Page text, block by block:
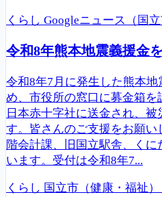
くらし Googleニュース（国立
令和8年熊本地震義援金
令和8年7月に発生した熊本
め、市役所の窓口に募金箱
日本赤十字社に送金され、
す。皆さんのご支援をお願い
階会計課、旧国立駅舎、く
います。受付は令和8年7...
くらし 国立市（健康・福祉）